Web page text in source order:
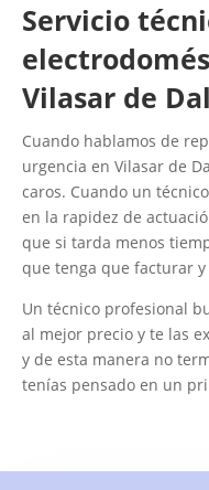
Servicio
Vilasar de
Cuando hablamos de
urgencia en Vilasar de
caros. Cuando un
en la rapidez de
que si tarda menos
que tenga que facturar
Un técnico profesional
al mejor precio y te las
y de esta manera no
tenías pensado en un